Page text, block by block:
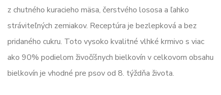
z chutného kuracieho mäsa, čerstvého lososa a ľahko
stráviteľných zemiakov. Receptúra ​​je bezlepková a bez
pridaného cukru. Toto vysoko kvalitné vlhké krmivo s viac
ako 90% podielom živočíšnych bielkovín v celkovom obsahu
bielkovín je vhodné pre psov od 8. týždňa života.